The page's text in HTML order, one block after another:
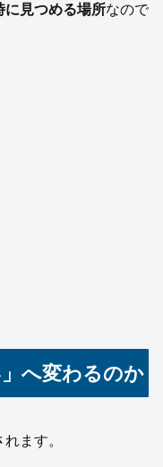
に見つめる場所なので
へ変わるのか
ます。